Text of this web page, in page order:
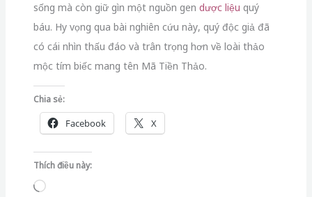
sống mà còn giữ gìn một nguồn gen dược liệu quý
báu. Hy vọng qua bài nghiên cứu này, quý độc giả đã
có cái nhìn thấu đáo và trân trọng hơn về loài thảo
mộc tím biếc mang tên Mã Tiền Thảo.
Chia sẻ:
Facebook X
Thích điều này:
Đang